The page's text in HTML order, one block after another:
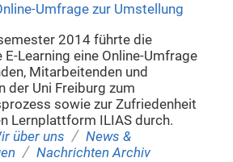
Umfrage zur Umstellung
2014 führte die
E-Learning eine Online-Umfrage
Mitarbeitenden und
der Uni Freiburg zum
sowie zur Zufriedenheit
Lernplattform ILIAS durch.
über uns / News &
/ Nachrichten Archiv